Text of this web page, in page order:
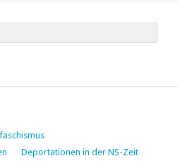
Deportationen in der NS-Zeit